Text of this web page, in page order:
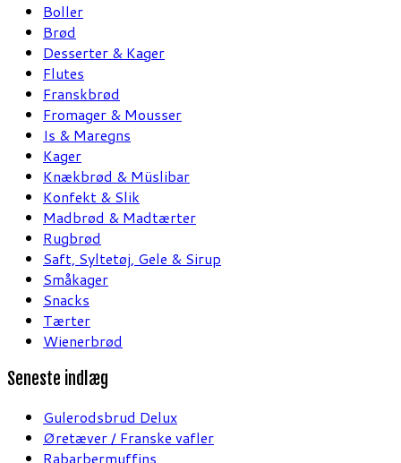
Boller
Brød
Desserter & Kager
Flutes
Franskbrød
Fromager & Mousser
Is & Maregns
Kager
Knækbrød & Müslibar
Konfekt & Slik
Madbrød & Madtærter
Rugbrød
Saft, Syltetøj, Gele & Sirup
Småkager
Snacks
Tærter
Wienerbrød
Seneste indlæg
Gulerodsbrud Delux
Øretæver / Franske vafler
Rabarbermuffins